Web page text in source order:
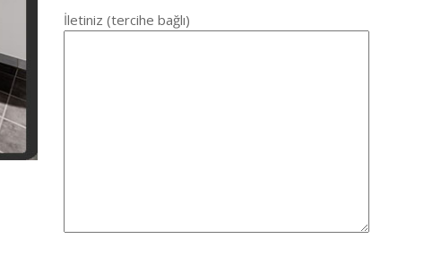
İletiniz (tercihe bağlı)